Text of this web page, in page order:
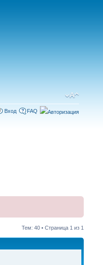
Вход FAQ
Тем: 40 • Страница 1 из 1